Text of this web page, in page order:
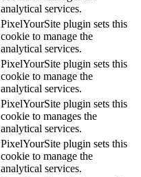
analytical services.
PixelYourSite plugin sets this
cookie to manage the
analytical services.
PixelYourSite plugin sets this
cookie to manage the
analytical services.
PixelYourSite plugin sets this
cookie to manages the
analytical services.
PixelYourSite plugin sets this
cookie to manage the
analytical services.